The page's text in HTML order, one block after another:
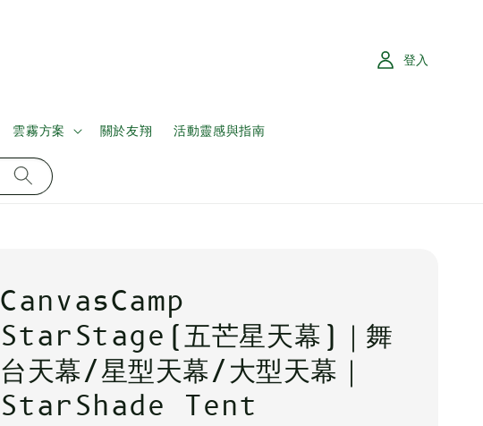
雲霧方案 關於友翔 活動靈感與指南
登入
CanvasCamp
StarStage(五芒星天幕)｜舞
台天幕/星型天幕/大型天幕｜
StarShade Tent